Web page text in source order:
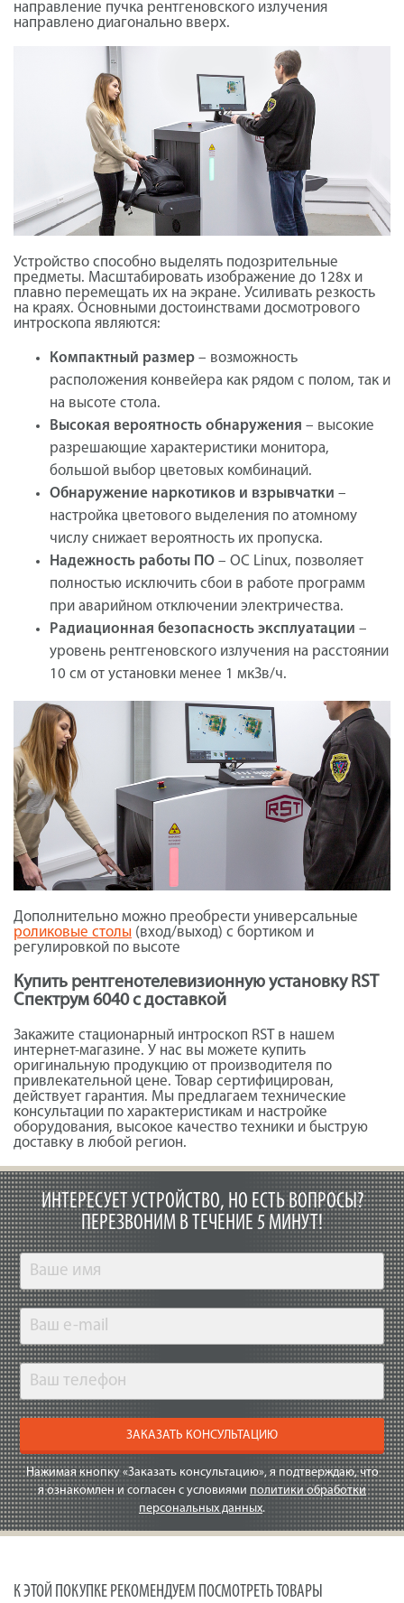
направление пучка рентгеновского излучения
направлено диагонально вверх.
Устройство способно выделять подозрительные
предметы. Масштабировать изображение до 128х и
плавно перемещать их на экране. Усиливать резкость
на краях. Основными достоинствами досмотрового
интроскопа являются:
Компактный размер – возможность
расположения конвейера как рядом с полом, так и
на высоте стола.
Высокая вероятность обнаружения – высокие
разрешающие характеристики монитора,
большой выбор цветовых комбинаций.
Обнаружение наркотиков и взрывчатки –
настройка цветового выделения по атомному
числу снижает вероятность их пропуска.
Надежность работы ПО – ОС Linux, позволяет
полностью исключить сбои в работе программ
при аварийном отключении электричества.
Радиационная безопасность эксплуатации –
уровень рентгеновского излучения на расстоянии
10 см от установки менее 1 мкЗв/ч.
Дополнительно можно преобрести универсальные
роликовые столы (вход/выход) с бортиком и
регулировкой по высоте
Купить рентгенотелевизионную установку RST
Спектрум 6040 с доставкой
Закажите стационарный интроскоп RST в нашем
интернет-магазине. У нас вы можете купить
оригинальную продукцию от производителя по
привлекательной цене. Товар сертифицирован,
действует гарантия. Мы предлагаем технические
консультации по характеристикам и настройке
оборудования, высокое качество техники и быструю
доставку в любой регион.
ИНТЕРЕСУЕТ УСТРОЙСТВО, НО ЕСТЬ ВОПРОСЫ?
ПЕРЕЗВОНИМ В ТЕЧЕНИЕ 5 МИНУТ!
ЗАКАЗАТЬ КОНСУЛЬТАЦИЮ
Нажимая кнопку «Заказать консультацию», я подтверждаю, что
я ознакомлен и согласен с условиями политики обработки
персональных данных.
К ЭТОЙ ПОКУПКЕ РЕКОМЕНДУЕМ ПОСМОТРЕТЬ ТОВАРЫ